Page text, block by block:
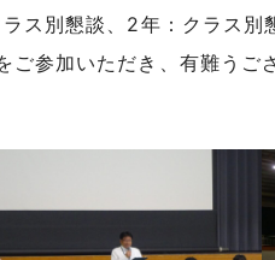
ス別懇談、2年：クラス
ご参加いただき、有難うご